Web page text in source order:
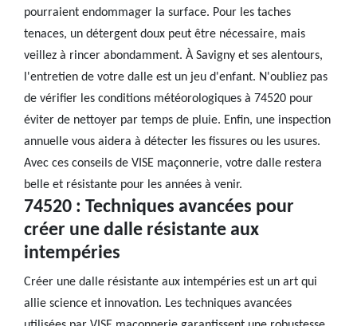
pourraient endommager la surface. Pour les taches
tenaces, un détergent doux peut être nécessaire, mais
veillez à rincer abondamment. À Savigny et ses alentours,
l'entretien de votre dalle est un jeu d'enfant. N'oubliez pas
de vérifier les conditions météorologiques à 74520 pour
éviter de nettoyer par temps de pluie. Enfin, une inspection
annuelle vous aidera à détecter les fissures ou les usures.
Avec ces conseils de VISE maçonnerie, votre dalle restera
belle et résistante pour les années à venir.
74520 : Techniques avancées pour
créer une dalle résistante aux
intempéries
Créer une dalle résistante aux intempéries est un art qui
allie science et innovation. Les techniques avancées